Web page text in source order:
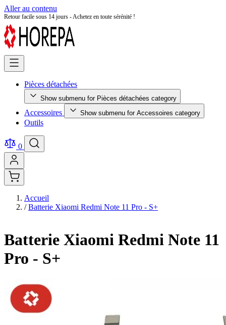
Aller au contenu
Retour facile sous 14 jours - Achetez en toute sérénité !
Pièces détachées
Show submenu for Pièces détachées category
Accessoires Show submenu for Accessoires category
Outils
0
Accueil
/ Batterie Xiaomi Redmi Note 11 Pro - S+
Batterie Xiaomi Redmi Note 11
Pro - S+